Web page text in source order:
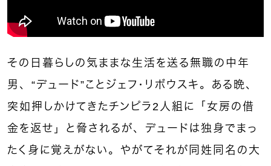
その日暮らしの気ままな生活を送る無職の中年
男、“デュード”ことジェフ・リボウスキ。ある晩、
突如押しかけてきたチンピラ2人組に「女房の借
金を返せ」と脅されるが、デュードは独身でまっ
たく身に覚えがない。やがてそれが同姓同名の大